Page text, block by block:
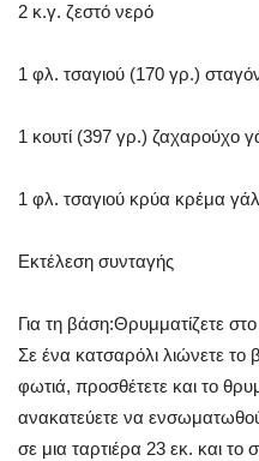
2 κ.γ. ζεστό νερό
1 φλ. τσαγιού (170 γρ.)
1 κουτί (397 γρ.) ζαχαρούχο
1 φλ. τσαγιού κρύα κρέμα
Εκτέλεση συνταγής
Για τη βάση:Θρυμματίζετε
Σε ένα κατσαρόλι λιώνετε
φωτιά, προσθέτετε και το
ανακατεύετε να
σε μια ταρτιέρα 23 εκ. και